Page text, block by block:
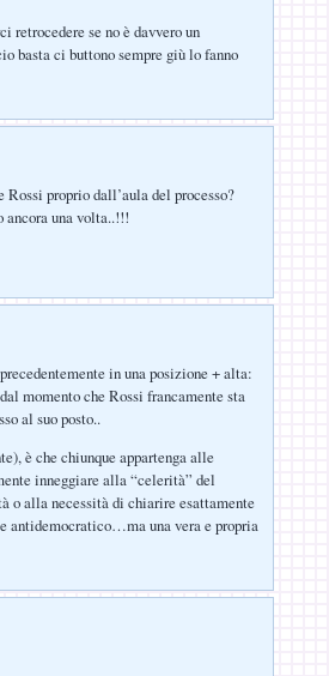
retrocedere se no è davvero un
basta ci buttono sempre giù lo fanno
proprio dall’aula del processo?
una volta..!!!
in una posizione + alta:
momento che Rossi francamente sta
al suo posto..
è che chiunque appartenga alle
inneggiare alla “celerità” del
o alla necessità di chiarire esattamente
antidemocratico…ma una vera e propria